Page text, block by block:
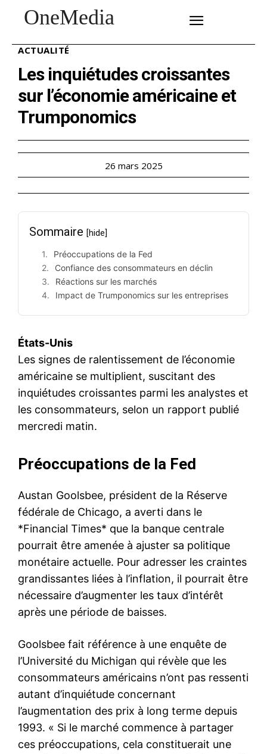
OneMedia
ACTUALITÉ
Les inquiétudes croissantes
sur l’économie américaine et
Trumponomics
26 mars 2025
Sommaire [hide]
Préoccupations de la Fed
Confiance des consommateurs en déclin
Réactions sur les marchés
Impact de Trumponomics sur les entreprises
États-Unis
Les signes de ralentissement de l’économie
américaine se multiplient, suscitant des
inquiétudes croissantes parmi les analystes et
les consommateurs, selon un rapport publié
mercredi matin.
Préoccupations de la Fed
Austan Goolsbee, président de la Réserve
fédérale de Chicago, a averti dans le
*Financial Times* que la banque centrale
pourrait être amenée à ajuster sa politique
monétaire actuelle. Pour adresser les craintes
grandissantes liées à l’inflation, il pourrait être
nécessaire d’augmenter les taux d’intérêt
après une période de baisses.
Goolsbee fait référence à une enquête de
l’Université du Michigan qui révèle que les
consommateurs américains n’ont pas ressenti
autant d’inquiétude concernant
l’augmentation des prix à long terme depuis
1993. « Si le marché commence à partager
ces préoccupations, cela constituerait une